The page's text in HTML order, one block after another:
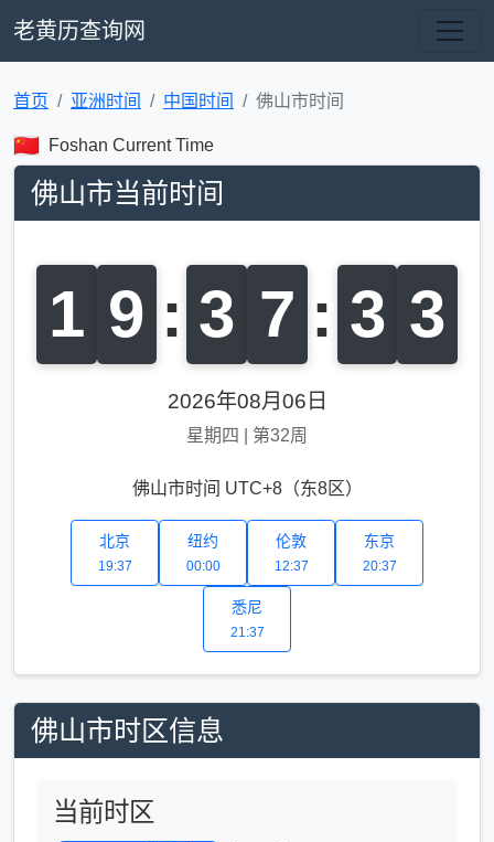
老黄历查询网
首页 亚洲时间 中国时间 佛山市时间
Foshan Current Time
佛山市当前时间
1 9 : 3 7 : 3 3
2026年08月06日
星期四 第32周
佛山市时间 UTC+8（东8区）
北京
19:37
纽约
00:00
伦敦
12:37
东京
20:37
悉尼
21:37
佛山市时区信息
当前时区